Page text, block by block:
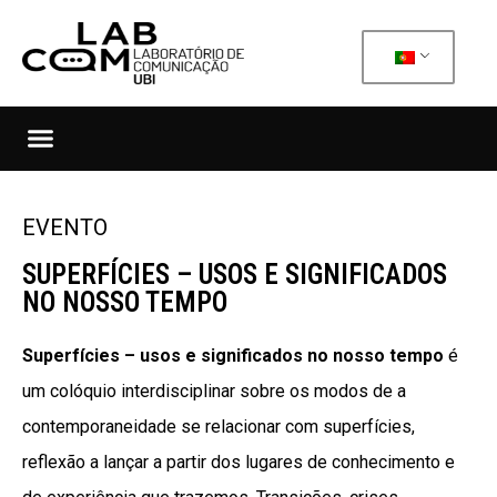
EVENTO
SUPERFÍCIES – USOS E SIGNIFICADOS
NO NOSSO TEMPO
Superfícies – usos e significados no nosso tempo é
um colóquio interdisciplinar sobre os modos de a
contemporaneidade se relacionar com superfícies,
reflexão a lançar a partir dos lugares de conhecimento e